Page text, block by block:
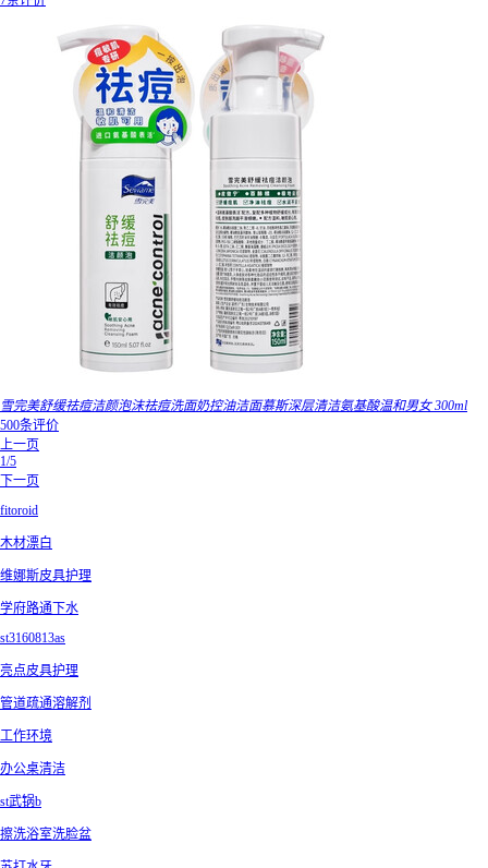
雪完美舒缓祛痘洁颜泡沫祛痘洗面奶控油洁面慕斯深层清洁氨基酸温和男女 300ml
500条评价
上一页
1/5
下一页
fitoroid
木材漂白
维娜斯皮具护理
学府路通下水
st3160813as
亮点皮具护理
管道疏通溶解剂
工作环境
办公桌清洁
st武锅b
擦洗浴室洗脸盆